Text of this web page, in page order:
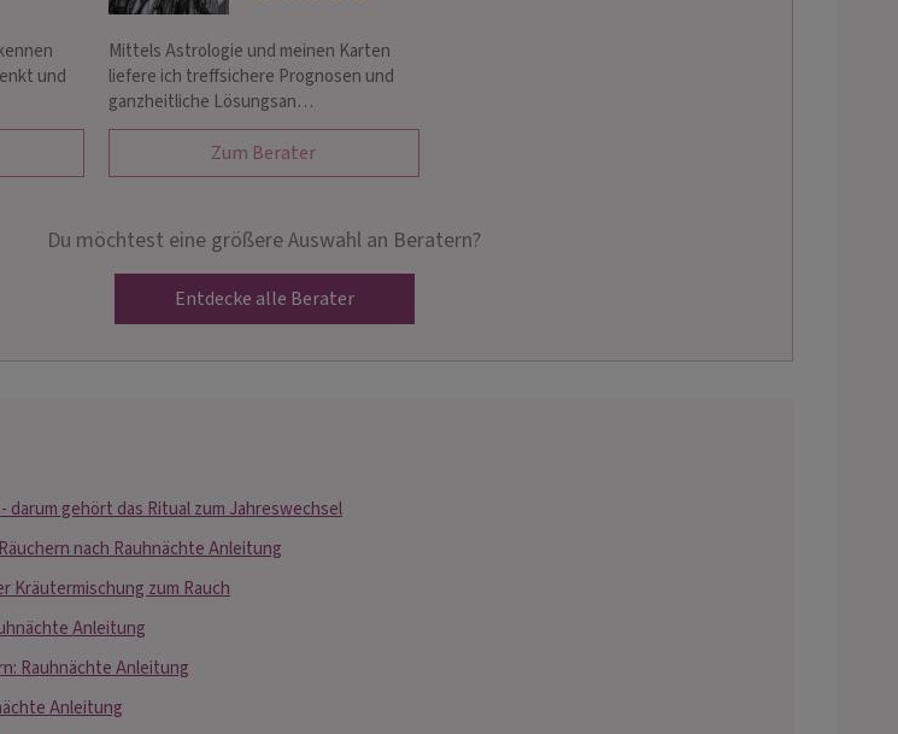
und
Mittels Astrologie und meinen Karten
liefere ich treffsichere Prognosen und
ganzheitliche Lösungsan…
Zum Berater
Du möchtest eine größere Auswahl an Beratern?
Entdecke alle Berater
darum gehört das Ritual zum Jahreswechsel
nach Rauhnächte Anleitung
Kräutermischung zum Rauch
Anleitung
Rauhnächte Anleitung
Anleitung